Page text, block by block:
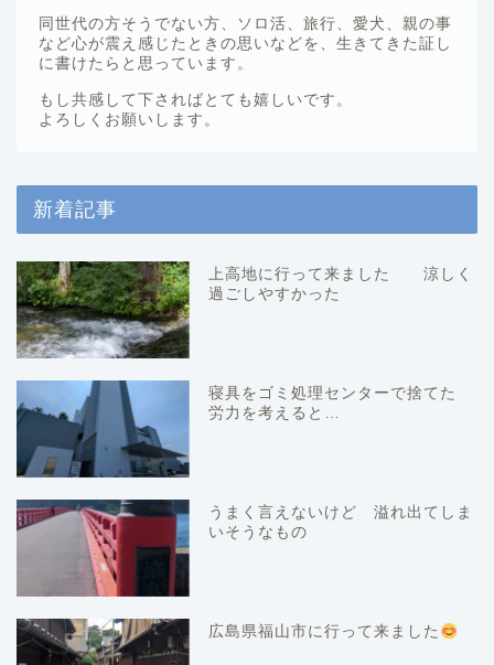
同世代の方そうでない方、ソロ活、旅行、愛犬、親の事
など心が震え感じたときの思いなどを、生きてきた証し
に書けたらと思っています。
もし共感して下さればとても嬉しいです。
よろしくお願いします。
新着記事
上高地に行って来ました 涼しく
過ごしやすかった
寝具をゴミ処理センターで捨てた
労力を考えると…
うまく言えないけど 溢れ出てしま
いそうなもの
広島県福山市に行って来ました